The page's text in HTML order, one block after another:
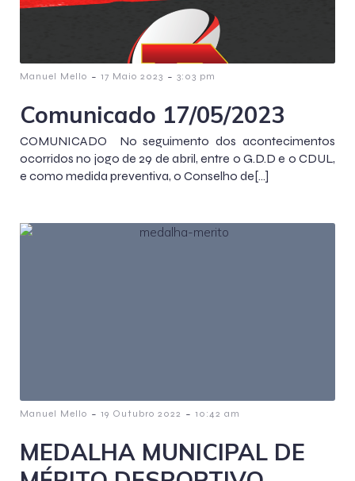
Manuel Mello - 17 Maio 2023 - 3:03 pm
Comunicado 17/05/2023
COMUNICADO No seguimento dos acontecimentos
ocorridos no jogo de 29 de abril, entre o G.D.D e o CDUL,
e como medida preventiva, o Conselho de[…]
Manuel Mello - 19 Outubro 2022 - 10:42 am
MEDALHA MUNICIPAL DE